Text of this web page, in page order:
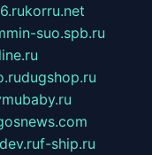
korru.net
suo.spb.ru
dugshop.ru
f-ship.ru